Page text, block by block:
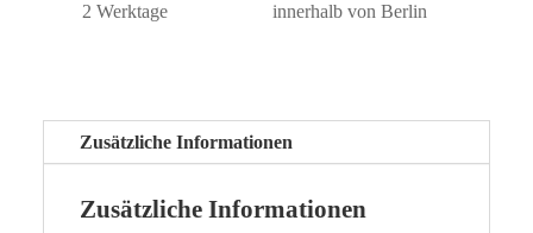
2 Werktage innerhalb von Berlin
Zusätzliche Informationen
Zusätzliche Informationen